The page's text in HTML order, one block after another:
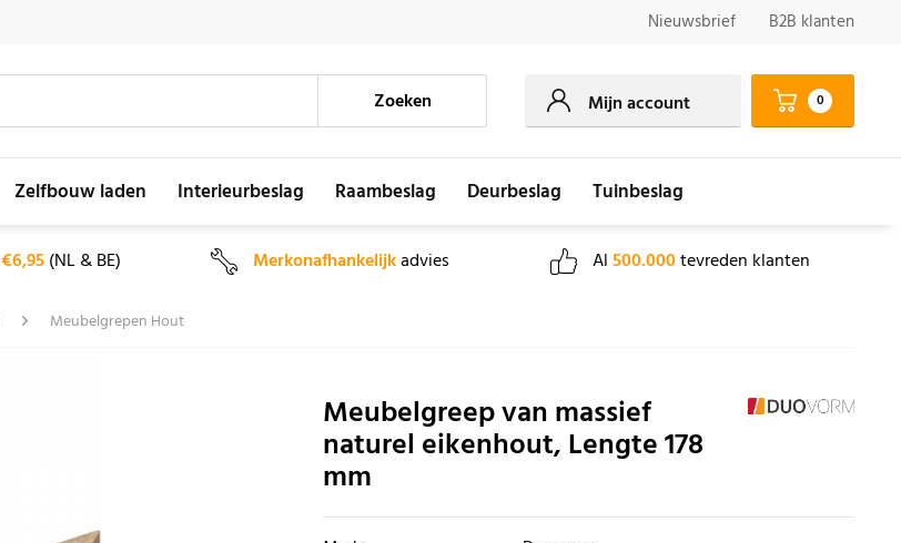
Nieuwsbrief B2B klanten
Zoeken Mijn account 0
Zelfbouw laden Interieurbeslag Raambeslag Deurbeslag Tuinbeslag
€6,95(NL & BE) Merkonafhankelijkadvies Al500.000tevreden klanten
Meubelgrepen Hout
Meubelgreep van massief
naturel eikenhout, Lengte 178
mm